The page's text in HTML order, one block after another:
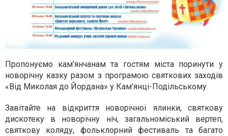
Пропонуємо кам’янчанам та гостям міста поринути у
новорічну казку разом з програмою святкових заходів
«Від Миколая до Йордана» у Кам’янці-Подільському.
Завітайте на відкриття новорічної ялинки, святкову
дискотеку в новорічну ніч, загальноміський вертеп,
святкову коляду, фольклорний фестиваль та багато